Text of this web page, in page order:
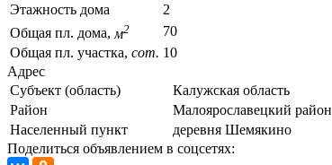
Этажность дома
2
Общая пл. дома, м2
70
Общая пл. участка, сот. 10
Адрес
Субъект (область)
Калужская область
Район
Малоярославецкий район
Населенный пункт
деревня Шемякино
Поделиться объявлением в соцсетях: